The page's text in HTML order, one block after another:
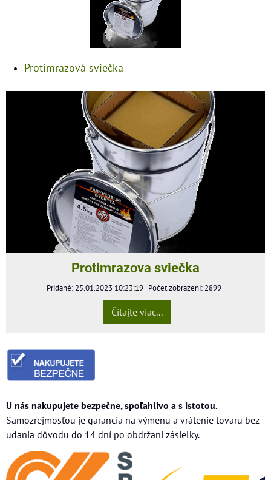
Protimrazová sviečka
Protimrazova sviečka
Pridané: 25.01.2023 10:23:19 Počet zobrazení: 2899
Čítajte viac...
U nás nakupujete bezpečne, spoľahlivo a s istotou.
Samozrejmosťou je garancia na výmenu a vrátenie tovaru bez
udania dôvodu do 14 dní po obdržaní zásielky.